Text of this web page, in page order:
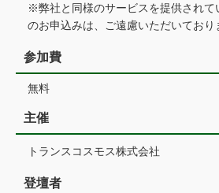
※弊社と同様のサービスを提供されて
のお申込みは、ご遠慮いただいており
参加費
無料
主催
トランスコスモス株式会社
登壇者